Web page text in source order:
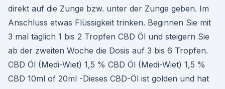
direkt auf die Zunge bzw. unter der Zunge geben. Im
Anschluss etwas Flüssigkeit trinken. Beginnen Sie mit
3 mal täglich 1 bis 2 Tropfen CBD Öl und steigern Sie
ab der zweiten Woche die Dosis auf 3 bis 6 Tropfen.
CBD Öl (Medi-Wiet) 1,5 % CBD Öl (Medi-Wiet) 1,5 %
CBD 10ml of 20ml -Dieses CBD-Öl ist golden und hat